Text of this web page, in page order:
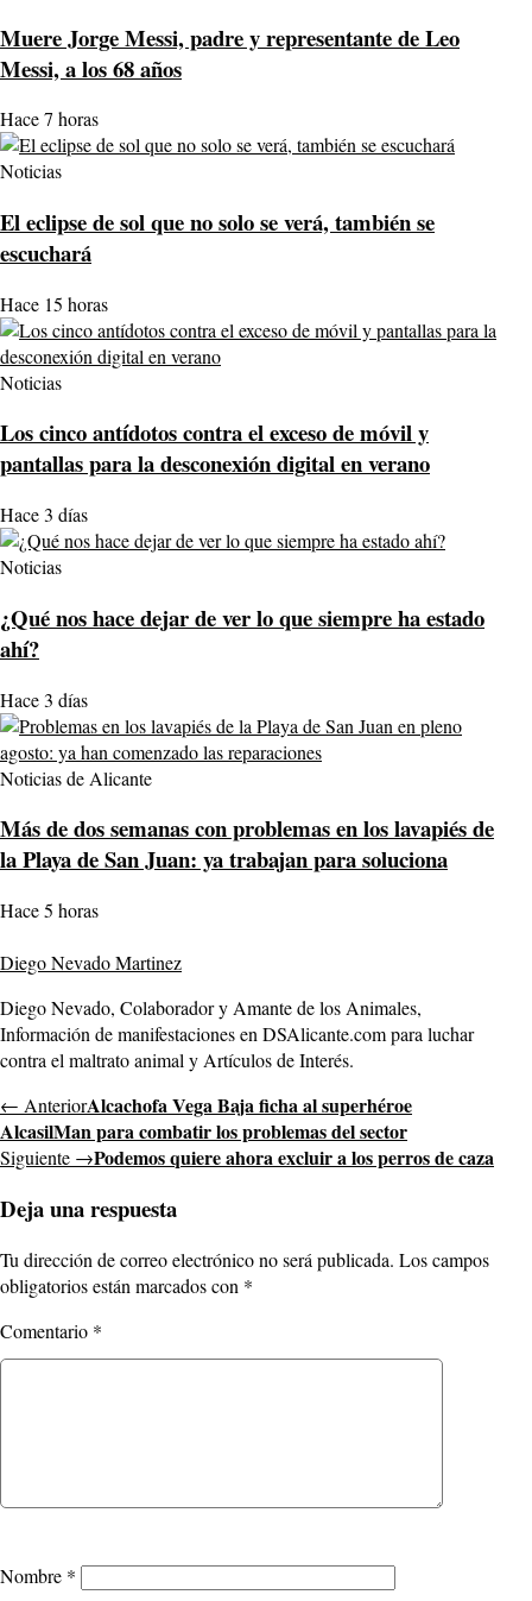
Muere Jorge Messi, padre y representante de Leo
Messi, a los 68 años
Hace 7 horas
Noticias
El eclipse de sol que no solo se verá, también se
escuchará
Hace 15 horas
Noticias
Los cinco antídotos contra el exceso de móvil y
pantallas para la desconexión digital en verano
Hace 3 días
Noticias
¿Qué nos hace dejar de ver lo que siempre ha estado
ahí?
Hace 3 días
Noticias de Alicante
Más de dos semanas con problemas en los lavapiés de
la Playa de San Juan: ya trabajan para soluciona
Hace 5 horas
Diego Nevado Martinez
Diego Nevado, Colaborador y Amante de los Animales,
Información de manifestaciones en DSAlicante.com para luchar
contra el maltrato animal y Artículos de Interés.
← AnteriorAlcachofa Vega Baja ficha al superhéroe
AlcasilMan para combatir los problemas del sector
Siguiente →Podemos quiere ahora excluir a los perros de caza
Deja una respuesta
Tu dirección de correo electrónico no será publicada. Los campos
obligatorios están marcados con *
Comentario *
Nombre *